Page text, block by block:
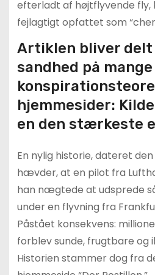
efterladt af højtflyvende fly,
fejlagtigt opfattet som
Artiklen bliver
sandhed på mange
hjemmesider:
en den stærkeste
En nylig historie, dateret
hævder, at en pilot fra
han nægtede at udsprede
under en flyvning fra
Påstået konsekvens:
forblev sunde, frugtbare og
Historien stammer dog fra